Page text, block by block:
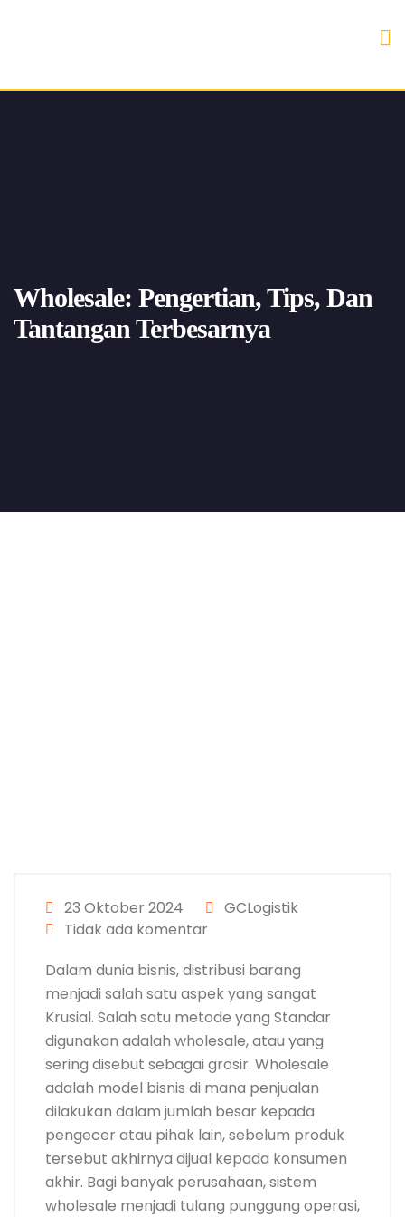
Wholesale: Pengertian, Tips, Dan
Tantangan Terbesarnya
23 Oktober 2024
GCLogistik
Tidak ada komentar
Dalam dunia bisnis, distribusi barang
menjadi salah satu aspek yang sangat
Krusial. Salah satu metode yang Standar
digunakan adalah wholesale, atau yang
sering disebut sebagai grosir. Wholesale
adalah model bisnis di mana penjualan
dilakukan dalam jumlah besar kepada
pengecer atau pihak lain, sebelum produk
tersebut akhirnya dijual kepada konsumen
akhir. Bagi banyak perusahaan, sistem
wholesale menjadi tulang punggung operasi,